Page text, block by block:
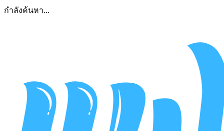
กำลังค้นหา...